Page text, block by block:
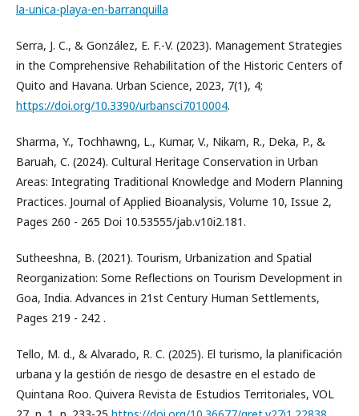
la-unica-playa-en-barranquilla
Serra, J. C., & González, E. F.-V. (2023). Management Strategies
in the Comprehensive Rehabilitation of the Historic Centers of
Quito and Havana. Urban Science, 2023, 7(1), 4;
https://doi.org/10.3390/urbansci7010004.
Sharma, Y., Tochhawng, L., Kumar, V., Nikam, R., Deka, P., &
Baruah, C. (2024). Cultural Heritage Conservation in Urban
Areas: Integrating Traditional Knowledge and Modern Planning
Practices. Journal of Applied Bioanalysis, Volume 10, Issue 2,
Pages 260 - 265 Doi 10.53555/jab.v10i2.181.
Sutheeshna, B. (2021). Tourism, Urbanization and Spatial
Reorganization: Some Reflections on Tourism Development in
Goa, India. Advances in 21st Century Human Settlements,
Pages 219 - 242 .
Tello, M. d., & Alvarado, R. C. (2025). El turismo, la planificación
urbana y la gestión de riesgo de desastre en el estado de
Quintana Roo. Quivera Revista de Estudios Territoriales, VOL